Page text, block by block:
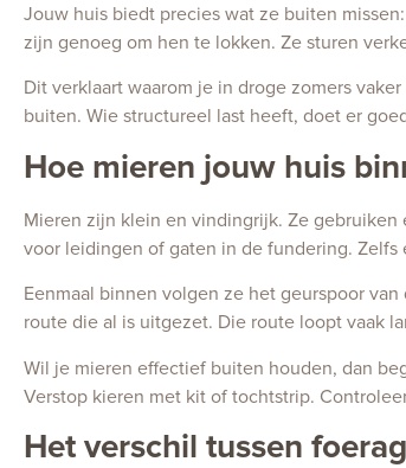
Jouw huis biedt precies wat ze buiten
zijn genoeg om hen te lokken. Ze sturen
Dit verklaart waarom je in droge zomers
buiten. Wie structureel last heeft, doet er
Hoe mieren jouw huis
Mieren zijn klein en vindingrijk. Ze
voor leidingen of gaten in de fundering.
Eenmaal binnen volgen ze het geurspoor
route die al is uitgezet. Die route loopt vaak
Wil je mieren effectief buiten houden, dan
Verstop kieren met kit of tochtstrip.
Het verschil tussen